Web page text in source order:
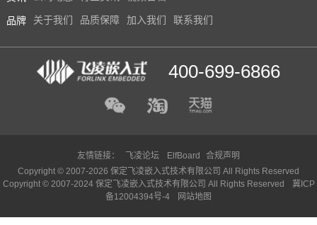
品牌 关于我们 品质保障 加入我们 联系我们
400-699-6866
友情链接： 飞凌论坛 ElfBoard
合规声明
Copyright © 2007-2026 保定飞凌嵌入式技术有限公司 All Rights Reserved
Copyright © 2007-2024 保定飞凌嵌入式技术有限公司 All Rights Reserved
冀ICP
备12004394号-4
网站地图